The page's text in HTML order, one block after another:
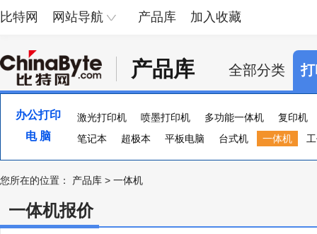
比特网 网站导航 产品库 加入收藏
产品库 全部分类
办公打印 激光打印机 喷墨打印机 多功能一体机
复印机
便携照片打印机
页宽打印机 证卡打印机 大幅
电 脑 笔记本 超极本 平板电脑 台式机 一体机
您所在的位置： 产品库 > 一体机
一体机报价